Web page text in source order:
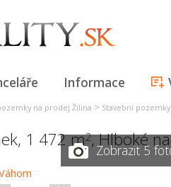
Informace
na prodej Žilina > Stavební
1 472 m2,Hlboké
Zobrazit 5